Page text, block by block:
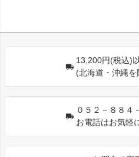
13,200円(税込)
(北海道・沖縄を
０５２－８８４
お電話はお気軽